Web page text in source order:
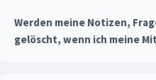
Werden meine Notizen,
gelöscht, wenn ich meine